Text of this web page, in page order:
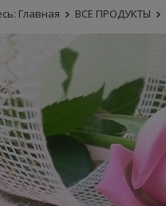
Главная ВСЕ ПРОДУКТЫ